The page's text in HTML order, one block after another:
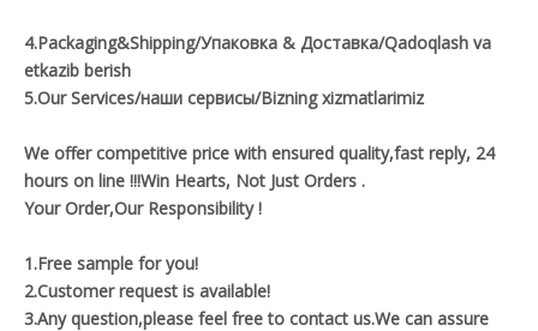
4.Packaging&Shipping/Упаковка & Доставка/Qadoqlash va
etkazib berish
5.Our Services/наши сервисы/Bizning xizmatlarimiz
We offer competitive price with ensured quality,fast reply, 24
hours on line !!!Win Hearts, Not Just Orders .
Your Order,Our Responsibility !
1.Free sample for you!
2.Customer request is available!
3.Any question,please feel free to contact us.We can assure